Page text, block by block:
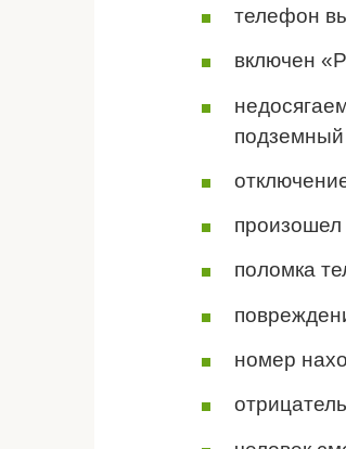
телефон
включен
произошел
поломка
номер